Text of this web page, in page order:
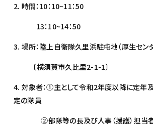
2. 時間：10：10~11：50
13：10~14：50
3. 場所：陸上自衛隊久里浜駐屯地（厚生セン
〔横須賀市久比里2-1-1〕
4. 対象者：①主として令和2年度以降に定年
定の隊員
②部隊等の長及び人事（援護）担当